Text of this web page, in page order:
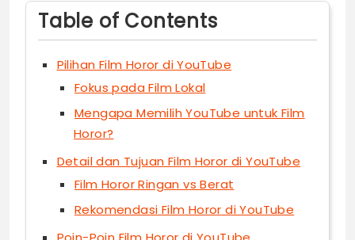
Table of Contents
Pilihan Film Horor di YouTube
Fokus pada Film Lokal
Mengapa Memilih YouTube untuk Film
Horor?
Detail dan Tujuan Film Horor di YouTube
Film Horor Ringan vs Berat
Rekomendasi Film Horor di YouTube